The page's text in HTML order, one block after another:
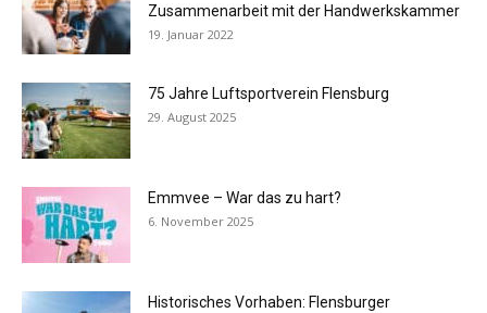
Zusammenarbeit mit der Handwerkskammer
19. Januar 2022
75 Jahre Luftsportverein Flensburg
29. August 2025
Emmvee – War das zu hart?
6. November 2025
Historisches Vorhaben: Flensburger